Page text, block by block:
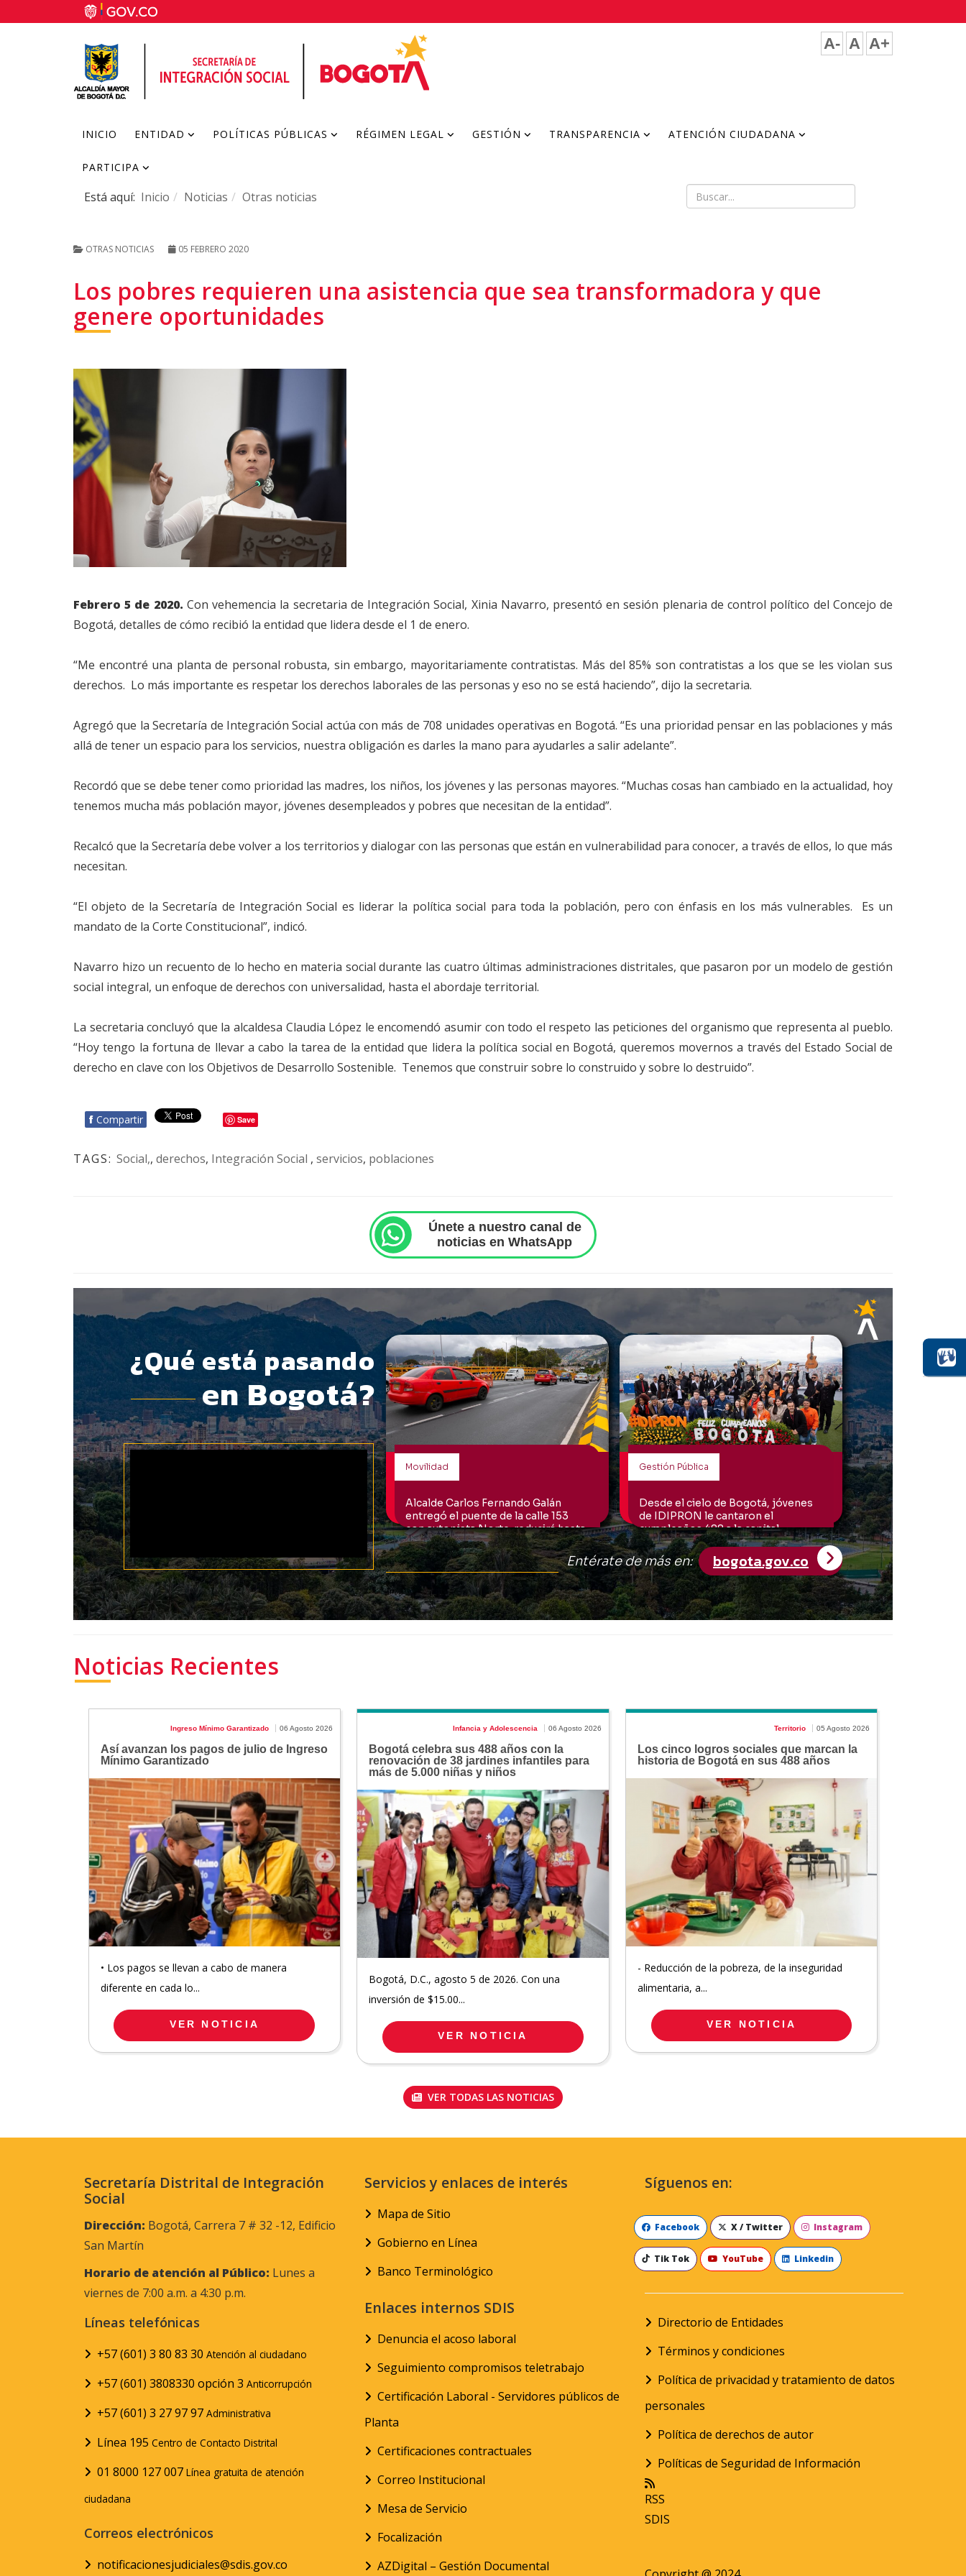
A- A A+
INICIO ENTIDAD POLÍTICAS PÚBLICAS RÉGIMEN LEGAL GESTIÓN TRANSPARENCIA ATENCIÓN CIUDADANA
PARTICIPA
Está aquí: Inicio Noticias Otras noticias
OTRAS NOTICIAS 05 FEBRERO 2020
Los pobres requieren una asistencia que sea transformadora y que
genere oportunidades
Febrero 5 de 2020. Con vehemencia la secretaria de Integración Social, Xinia Navarro, presentó en sesión plenaria de control político del Concejo de
Bogotá, detalles de cómo recibió la entidad que lidera desde el 1 de enero.
“Me encontré una planta de personal robusta, sin embargo, mayoritariamente contratistas. Más del 85% son contratistas a los que se les violan sus
derechos. Lo más importante es respetar los derechos laborales de las personas y eso no se está haciendo”, dijo la secretaria.
Agregó que la Secretaría de Integración Social actúa con más de 708 unidades operativas en Bogotá. “Es una prioridad pensar en las poblaciones y más
allá de tener un espacio para los servicios, nuestra obligación es darles la mano para ayudarles a salir adelante”.
Recordó que se debe tener como prioridad las madres, los niños, los jóvenes y las personas mayores. “Muchas cosas han cambiado en la actualidad, hoy
tenemos mucha más población mayor, jóvenes desempleados y pobres que necesitan de la entidad”.
Recalcó que la Secretaría debe volver a los territorios y dialogar con las personas que están en vulnerabilidad para conocer, a través de ellos, lo que más
necesitan.
“El objeto de la Secretaría de Integración Social es liderar la política social para toda la población, pero con énfasis en los más vulnerables. Es un
mandato de la Corte Constitucional”, indicó.
Navarro hizo un recuento de lo hecho en materia social durante las cuatro últimas administraciones distritales, que pasaron por un modelo de gestión
social integral, un enfoque de derechos con universalidad, hasta el abordaje territorial.
La secretaria concluyó que la alcaldesa Claudia López le encomendó asumir con todo el respeto las peticiones del organismo que representa al pueblo.
“Hoy tengo la fortuna de llevar a cabo la tarea de la entidad que lidera la política social en Bogotá, queremos movernos a través del Estado Social de
derecho en clave con los Objetivos de Desarrollo Sostenible. Tenemos que construir sobre lo construido y sobre lo destruido”.
f Compartir Save
TAGS: Social,, derechos, Integración Social , servicios, poblaciones
Únete a nuestro canal de
noticias en WhatsApp
Noticias Recientes
Ingreso Mínimo Garantizado 06 Agosto 2026
Así avanzan los pagos de julio de Ingreso
Mínimo Garantizado
• Los pagos se llevan a cabo de manera
diferente en cada lo...
VER NOTICIA
Infancia y Adolescencia 06 Agosto 2026
Bogotá celebra sus 488 años con la
renovación de 38 jardines infantiles para
más de 5.000 niñas y niños
Bogotá, D.C., agosto 5 de 2026. Con una
inversión de $15.00...
VER NOTICIA
Territorio 05 Agosto 2026
Los cinco logros sociales que marcan la
historia de Bogotá en sus 488 años
- Reducción de la pobreza, de la inseguridad
alimentaria, a...
VER NOTICIA
VER TODAS LAS NOTICIAS
Secretaría Distrital de Integración
Social
Dirección: Bogotá, Carrera 7 # 32 -12, Edificio
San Martín
Horario de atención al Público: Lunes a
viernes de 7:00 a.m. a 4:30 p.m.
Líneas telefónicas
+57 (601) 3 80 83 30 Atención al ciudadano
+57 (601) 3808330 opción 3 Anticorrupción
+57 (601) 3 27 97 97 Administrativa
Línea 195 Centro de Contacto Distrital
01 8000 127 007 Línea gratuita de atención
ciudadana
Correos electrónicos
notificacionesjudiciales@sdis.gov.co
Servicios y enlaces de interés
Mapa de Sitio
Gobierno en Línea
Banco Terminológico
Enlaces internos SDIS
Denuncia el acoso laboral
Seguimiento compromisos teletrabajo
Certificación Laboral - Servidores públicos de
Planta
Certificaciones contractuales
Correo Institucional
Mesa de Servicio
Focalización
AZDigital – Gestión Documental
Síguenos en:
Facebook X / Twitter Instagram
Tik Tok YouTube Linkedin
Directorio de Entidades
Términos y condiciones
Política de privacidad y tratamiento de datos
personales
Política de derechos de autor
Políticas de Seguridad de Información
RSS
SDIS